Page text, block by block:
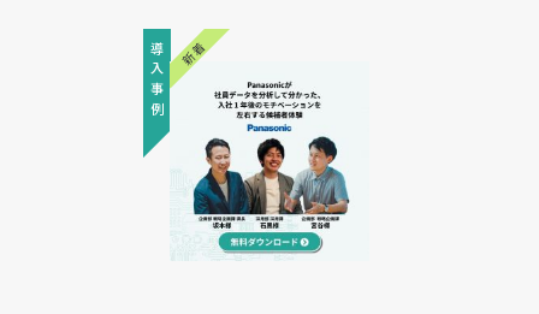
資料ダウンロード
導入事例 新着